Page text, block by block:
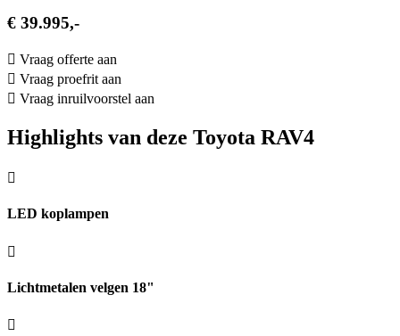
€ 39.995,-
Vraag offerte aan
Vraag proefrit aan
Vraag inruilvoorstel aan
Highlights van deze Toyota RAV4
LED koplampen
Lichtmetalen velgen 18"